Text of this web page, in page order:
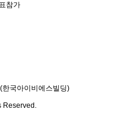
참가
국아이비에스빌딩)
Reserved.